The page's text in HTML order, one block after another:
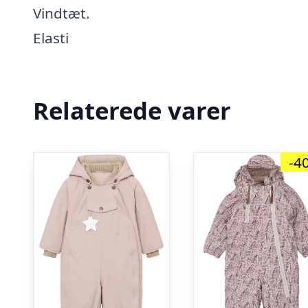
Vindtæt.
Elasti
Relaterede varer
-